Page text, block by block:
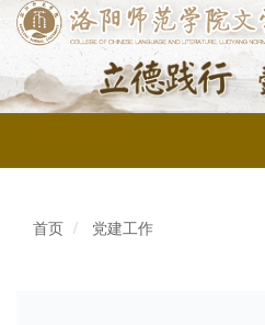
首页 党建工作